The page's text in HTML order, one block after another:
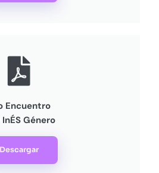
Encuentro
InÉS Género
Descargar